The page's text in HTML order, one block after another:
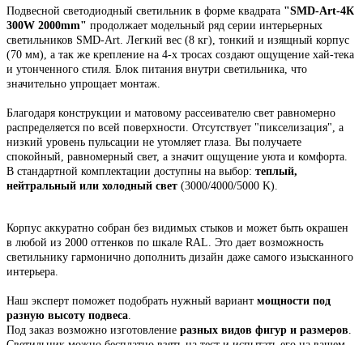
Подвесной светодиодный светильник в форме квадрата "SMD-Art-4К
300W 2000mm" продолжает модельный ряд серии интерьерных
светильников SMD-Art. Легкий вес (8 кг), тонкий и изящный корпус
(70 мм), а так же крепление на 4-х тросах создают ощущение хай-тека
и утонченного стиля. Блок питания внутри светильника, что
значительно упрощает монтаж.
Благодаря конструкции и матовому рассеивателю свет равномерно
распределяется по всей поверхности. Отсутствует "пикселизация", а
низкий уровень пульсации не утомляет глаза. Вы получаете
спокойный, равномерный свет, а значит ощущение уюта и комфорта.
В стандартной комплектации доступны на выбор: теплый,
нейтральный или холодный свет (3000/4000/5000 K).
Корпус аккуратно собран без видимых стыков и может быть окрашен
в любой из 2000 оттенков по шкале RAL. Это дает возможность
светильнику гармонично дополнить дизайн даже самого изысканного
интерьера.
Наш эксперт поможет подобрать нужный вариант мощности под
разную высоту подвеса.
Под заказ возможно изготовление разных видов фигур и размеров.